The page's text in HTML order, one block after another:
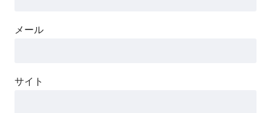
メール
サイト